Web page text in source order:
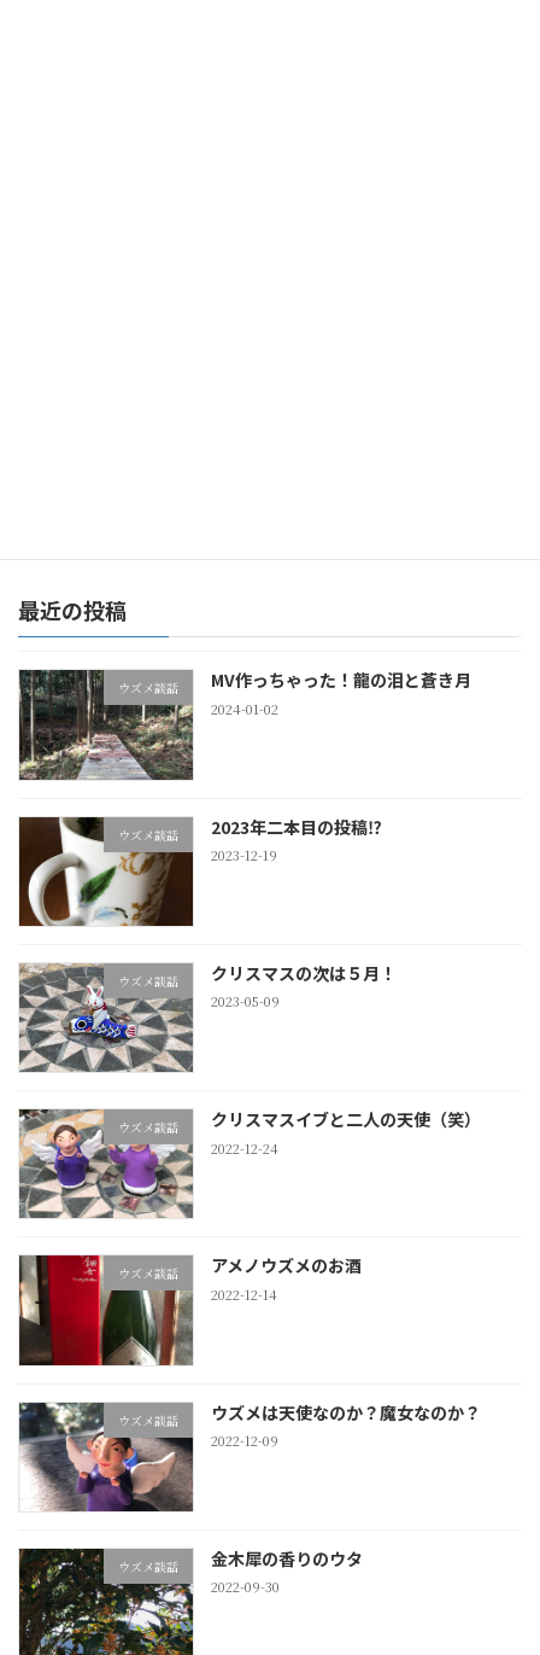
最近の投稿
ウズメ談話 MV作っちゃった！龍の泪と蒼き月
2024-01-02
ウズメ談話 2023年二本目の投稿⁉
2023-12-19
ウズメ談話 クリスマスの次は５月！
2023-05-09
ウズメ談話 クリスマスイブと二人の天使（笑）
2022-12-24
ウズメ談話 アメノウズメのお酒
2022-12-14
ウズメ談話 ウズメは天使なのか？魔女なのか？
2022-12-09
ウズメ談話 金木犀の香りのウタ
2022-09-30